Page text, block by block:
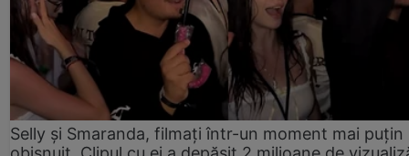
Selly și Smaranda, filmați într-un moment mai puțin